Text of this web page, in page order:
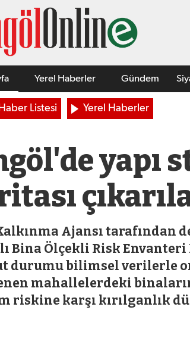
Yerel Haberler Gündem
Listesi Yerel Haberler
yapı
Ajansı tarafından
Bina Ölçekli Risk
durumu bilimsel verilerle
mahallelerdeki
riskine karşı kırılganlık